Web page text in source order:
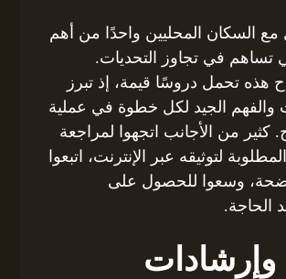
مع السكان المحليين واحدًا من أهم
تساهم في تجاوز التحديات.
هذه تحمل دروسًا قيمة، إذ تبرز
والفهم الجيد لكل خطوة في عملية
كثير من الأجانب اتجهوا لمراجعة
لتوثيقه عبر الإنترنت، اتبعوا
وسعوا للحصول على
الحاجة.
وإرشادات